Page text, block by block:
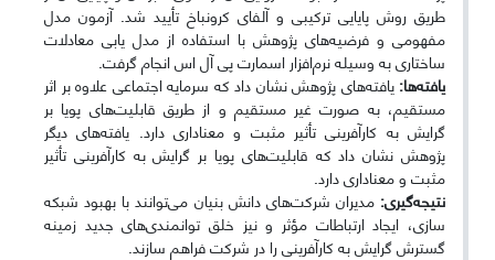
طریق روش پایایی ترکیبی و آلفای کرونباخ تأیید شد. آزمون مدل
مفهومی و فرضیه‌های پژوهش با استفاده از مدل یابی معادلات
ساختاری به وسیله نرم‌افزار اسمارت پی آل اس انجام گرفت.
یافته‌ها: یافته‌های پژوهش نشان داد که سرمایه اجتماعی علاوه بر اثر
مستقیم، به صورت غیر مستقیم و از طریق قابلیت‌های پویا بر
گرایش به کارآفرینی تأثیر مثبت و معناداری دارد. یافته‌های دیگر
پژوهش نشان داد که قابلیت‌های پویا بر گرایش به کارآفرینی تأثیر
مثبت و معناداری دارد.
نتیجه‌گیری: مدیران شرکت‌های دانش بنیان می‌توانند با بهبود شبکه
سازی، ایجاد ارتباطات مؤثر و نیز خلق توانمندی‌های جدید زمینه
گسترش گرایش به کارآفرینی را در شرکت فراهم سازند.